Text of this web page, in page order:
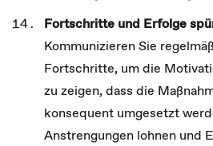
Fortschritte und Erfolge
Kommunizieren Sie
Fortschritte, um die
zu zeigen, dass die
konsequent umgesetzt
Anstrengungen lohnen und